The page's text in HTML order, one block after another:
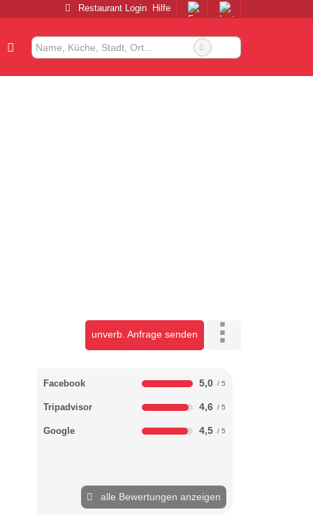
Restaurant Login Hilfe
unverb. Anfrage senden
Facebook 5,0
Tripadvisor 4,6
Google 4,5
alle Bewertungen anzeigen